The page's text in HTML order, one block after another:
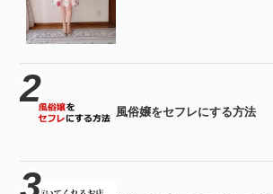
風俗嬢をセフレにする方法